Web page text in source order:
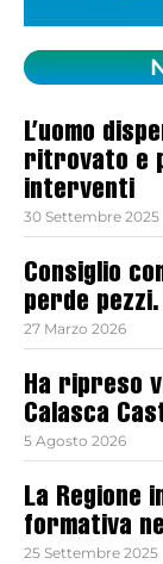
L’uomo
ritrovato e
interventi
30 Settembre 2025
Consiglio
perde
27 Marzo 2026
Ha ripreso
Calasca
5 Agosto 2026
La Regione
formativa
25 Settembre 2025